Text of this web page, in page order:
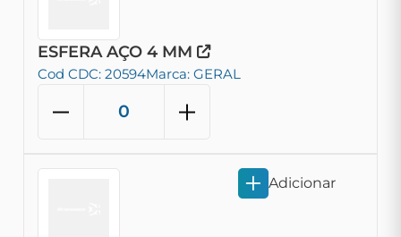
ESFERA AÇO 4 MM
Cod CDC: 20594Marca: GERAL
Adicionar